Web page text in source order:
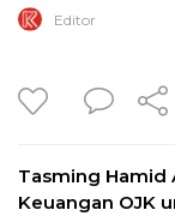
Editor
Tasming Hamid
Keuangan OJK